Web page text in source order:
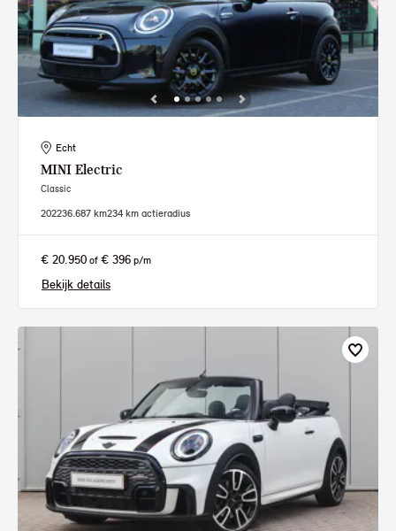
Echt
MINI Electric
Classic
202236.687 km234 km actieradius
€ 20.950 of € 396 p/m
Bekijk details